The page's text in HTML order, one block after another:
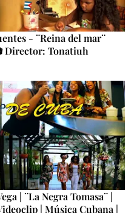
- ¨Reina del mar¨
Director: Tonatiuh
| ¨La Negra Tomasa¨ |
| Música Cubana |